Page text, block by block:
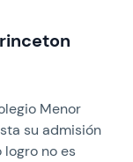
Menor
su admisión
no es